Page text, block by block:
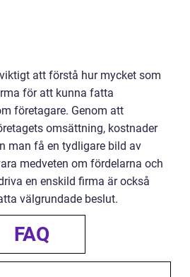
att förstå hur mycket som
för att kunna fatta
företagare. Genom att
omsättning, kostnader
man få en tydligare bild av
medveten om fördelarna och
en enskild firma är också
välgrundade beslut.
FAQ